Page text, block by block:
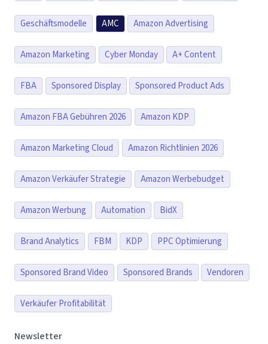
Geschäftsmodelle AMC Amazon Advertising
Amazon Marketing Cyber Monday A+ Content
FBA Sponsored Display Sponsored Product Ads
Amazon FBA Gebühren 2026 Amazon KDP
Amazon Marketing Cloud Amazon Richtlinien 2026
Amazon Verkäufer Strategie Amazon Werbebudget
Amazon Werbung Automation BidX
Brand Analytics FBM KDP PPC Optimierung
Sponsored Brand Video Sponsored Brands Vendoren
Verkäufer Profitabilität
Newsletter